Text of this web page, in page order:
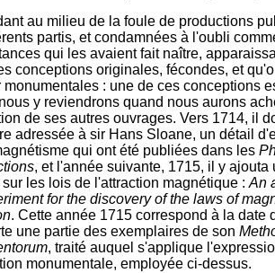
au milieu de la foule de productions
partis, et condamnées à l'oubli
qui les avaient fait naître,
conceptions originales, fécondes, et
monumentales : une de ces conceptions
y reviendrons quand nous aurons
de ses autres ouvrages. Vers 1714, il
adressée à sir Hans Sloane, un détail
qui ont été publiées dans les
, et l'année suivante, 1715, il y ajouta
les lois de l'attraction magnétique : An
for the discovery of the laws of
. Cette année 1715 correspond à la date
une partie des exemplaires de son
, traité auquel s'applique
monumentale, employée ci-dessus.